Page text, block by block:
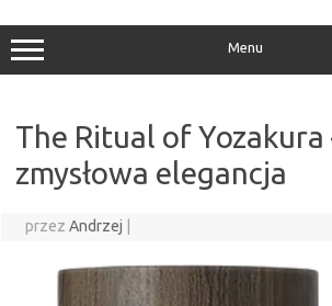
Menu
The Ritual of Yozakura
zmysłowa elegancja
przez Andrzej